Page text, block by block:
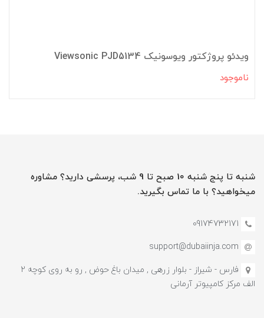
ویدئو پروژکتور ویوسونیک Viewsonic PJD5134
ناموجود
شنبه تا پنج شنبه 10 صبح تا 9 شب، پرسشی دارید؟ مشاوره
میخواهید؟ با ما تماس بگیرید.
09174732171
support@dubaiinja.com
فارس - شیراز - بلوار زرهی , میدان باغ حوض , رو به روی کوچه 2
الف مرکز کامپیوتر آرمانی